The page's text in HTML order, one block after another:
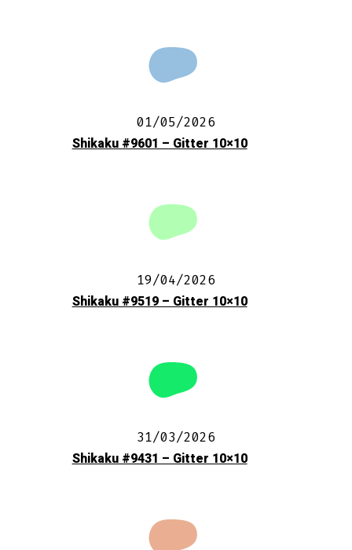
01/05/2026
Shikaku #9601 – Gitter 10×10
19/04/2026
Shikaku #9519 – Gitter 10×10
31/03/2026
Shikaku #9431 – Gitter 10×10